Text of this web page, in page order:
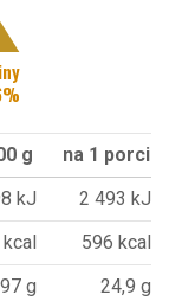
%
g
na 1 porci
kJ
2 493 kJ
596 kcal
g
24,9 g